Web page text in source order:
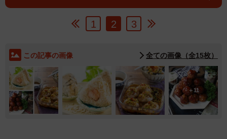
1 2 3
この記事の画像 全ての画像（全15枚）
11